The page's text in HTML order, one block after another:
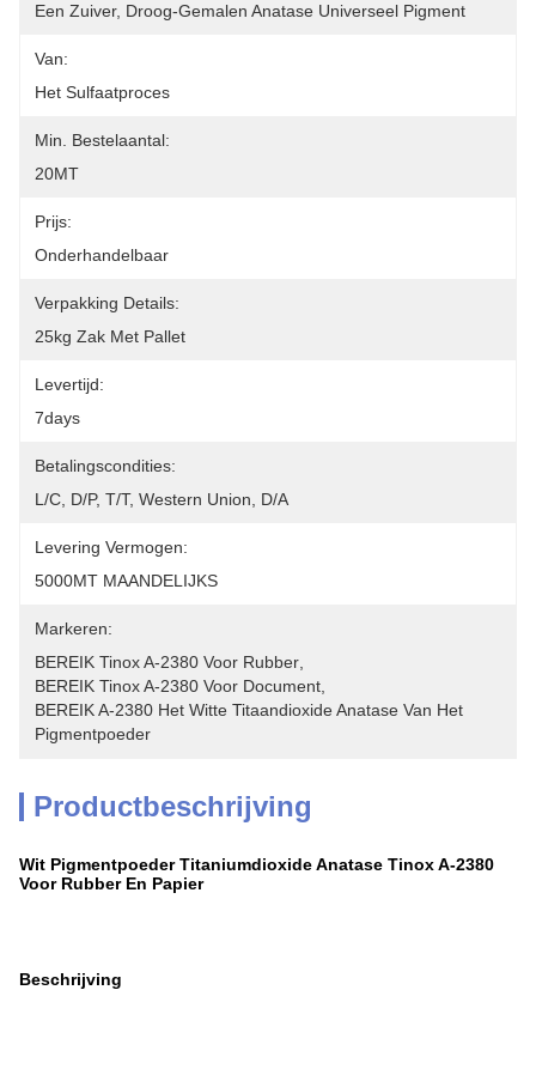
Een Zuiver, Droog-Gemalen Anatase Universeel Pigment
Van:
Het Sulfaatproces
Min. Bestelaantal:
20MT
Prijs:
Onderhandelbaar
Verpakking Details:
25kg Zak Met Pallet
Levertijd:
7days
Betalingscondities:
L/C, D/P, T/T, Western Union, D/A
Levering Vermogen:
5000MT MAANDELIJKS
Markeren:
BEREIK Tinox A-2380 Voor Rubber
BEREIK Tinox A-2380 Voor Document
BEREIK A-2380 Het Witte Titaandioxide Anatase Van Het
Pigmentpoeder
Productbeschrijving
Wit Pigmentpoeder Titaniumdioxide Anatase Tinox A-2380
Voor Rubber En Papier
Beschrijving